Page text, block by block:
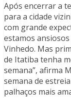
Após encerrar a
para a cidade
com grande
estamos
Vinhedo. Mas
de Itatiba tenha
semana”, afirma
semana de
palhaços mais